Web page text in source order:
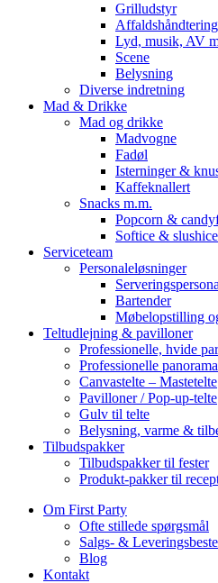
Grilludstyr
Affaldshåndtering
Lyd, musik, AV
Scene
Belysning
Diverse indretning
Mad & Drikke
Mad og drikke
Madvogne
Fadøl
Isterninger &
Kaffeknallert
Snacks m.m.
Popcorn &
Softice & slushice
Serviceteam
Personaleløsninger
Bartender
Møbelopstilling
Teltudlejning & pavilloner
Professionelle, hvide
Professionelle
Canvastelte – Mastetelte
Pavilloner / Pop-up-telte
Gulv til telte
Belysning, varme &
Tilbudspakker
Tilbudspakker til fester
Produkt-pakker til
Om First Party
Ofte stillede spørgsmål
Salgs- &
Blog
Kontakt